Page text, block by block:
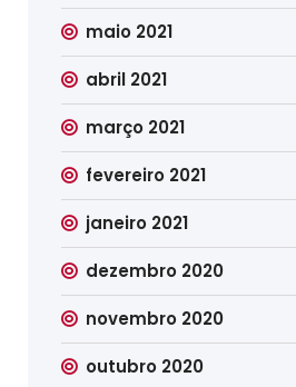
maio 2021
abril 2021
março 2021
fevereiro 2021
janeiro 2021
dezembro 2020
novembro 2020
outubro 2020